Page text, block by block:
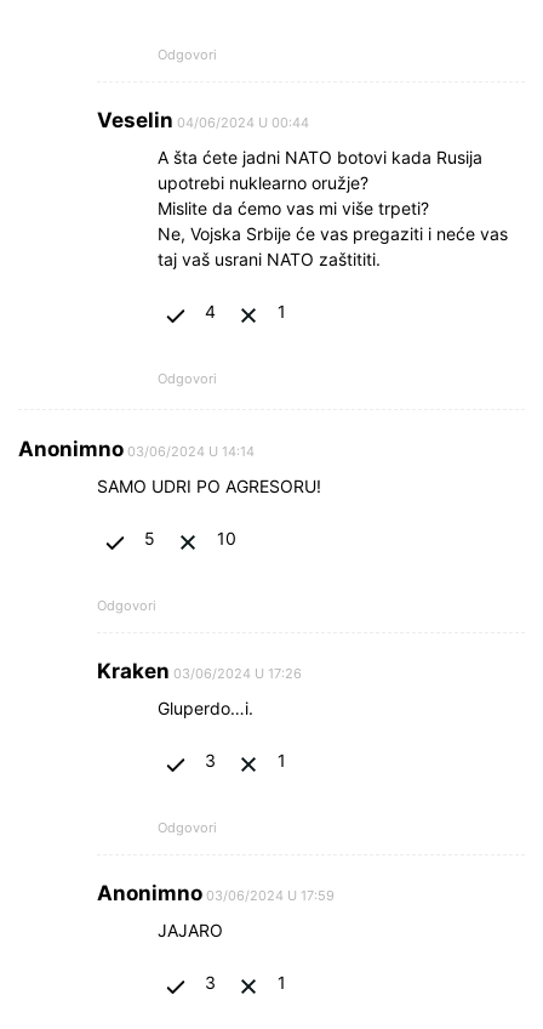
Odgovori
Veselin 04/06/2024 U 00:44
A šta ćete jadni NATO botovi kada Rusija
upotrebi nuklearno oružje?
Mislite da ćemo vas mi više trpeti?
Ne, Vojska Srbije će vas pregaziti i neće vas
taj vaš usrani NATO zaštititi.
4 1
Odgovori
Anonimno 03/06/2024 U 14:14
SAMO UDRI PO AGRESORU!
5 10
Odgovori
Kraken 03/06/2024 U 17:26
Gluperdo…i.
3 1
Odgovori
Anonimno 03/06/2024 U 17:59
JAJARO
3 1